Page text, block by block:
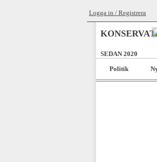
Logga in / Registrera
SEDAN 2020
Politik